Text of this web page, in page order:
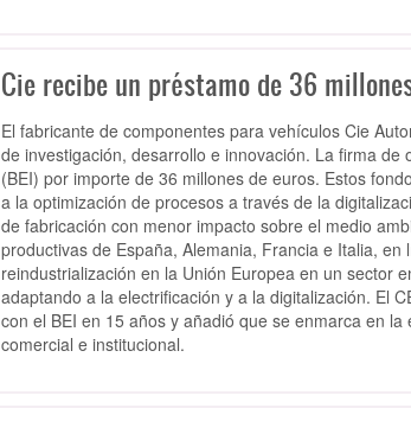
Cie recibe un préstamo de 36
El fabricante de componentes para vehículos Cie
de investigación, desarrollo e innovación. La firma
(BEI) por importe de 36 millones de euros. Estos
a la optimización de procesos a través de la
de fabricación con menor impacto sobre el medio
productivas de España, Alemania, Francia e Italia,
reindustrialización en la Unión Europea en un sector
adaptando a la electrificación y a la digitalización. El
con el BEI en 15 años y añadió que se enmarca en
comercial e institucional.